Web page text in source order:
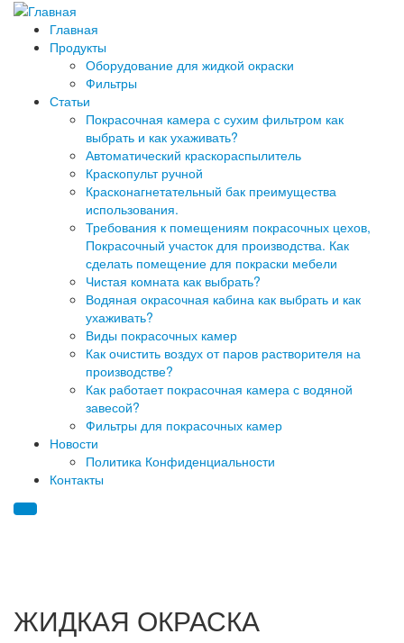
Главная
Продукты
Оборудование для жидкой окраски
Фильтры
Статьи
Покрасочная камера с сухим фильтром как
выбрать и как ухаживать?
Автоматический краскораспылитель
Краскопульт ручной
Красконагнетательный бак преимущества
использования.
Требования к помещениям покрасочных цехов,
Покрасочный участок для производства. Как
сделать помещение для покраски мебели
Чистая комната как выбрать?
Водяная окрасочная кабина как выбрать и как
ухаживать?
Виды покрасочных камер
Как очистить воздух от паров растворителя на
производстве?
Как работает покрасочная камера с водяной
завесой?
Фильтры для покрасочных камер
Новости
Политика Конфиденциальности
Контакты
ЖИДКАЯ ОКРАСКА